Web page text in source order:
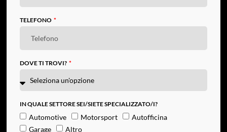
TELEFONO
DOVE TI TROVI?
IN QUALE SETTORE SEI/SIETE SPECIALIZZATO/I?
Automotive Motorsport
Autofficina
Garage
Altro